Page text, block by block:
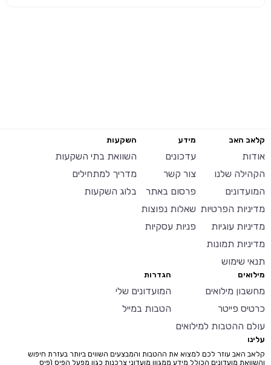
קלאב האב
אודות
הקהילה שלנו
המועדונים
מדיניות הפרטיות
מדיניות עוגיות
מדיניות תמונות
תנאי שימוש
מידע
עדכונים
צור קשר
פרסום באתר
שאלות נפוצות
פניות עסקיות
השקעות
השוואת בתי השקעות
מדריך למתחילים
בלוג השקעות
מילואים
מחשבון מילואים
כרטיס פייטר
עולם ההטבות למילואים
הגדרות
המועדונים שלי
הטבות במייל
עלינו
קלאב האב עוזר לכם למצוא את ההטבות והמבצעים השווים ביותר בעזרת חיפוש
והשוואת מועדונים הכולל מידע ממגוון מועדוני צרכנות כגון מפעל הפיס (פיס